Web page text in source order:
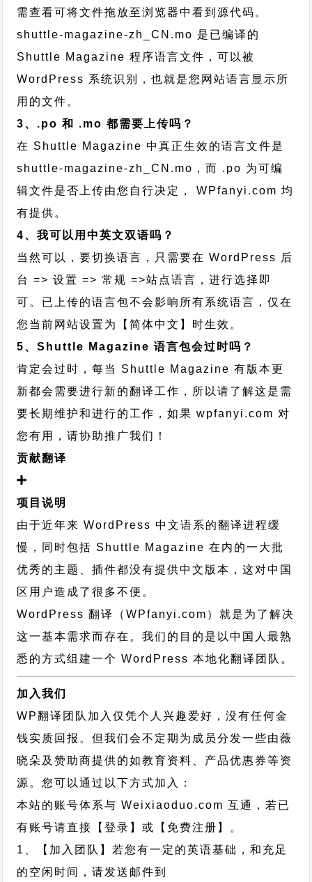
需查看可将文件拖放至浏览器中看到源代码。
shuttle-magazine-zh_CN.mo 是已编译的
Shuttle Magazine 程序语言文件，可以被
WordPress 系统识别，也就是您网站语言显示所
用的文件。
3、.po 和 .mo 都需要上传吗？
在 Shuttle Magazine 中真正生效的语言文件是
shuttle-magazine-zh_CN.mo，而 .po 为可编
辑文件是否上传由您自行决定， WPfanyi.com 均
有提供。
4、我可以用中英文双语吗？
当然可以，要切换语言，只需要在 WordPress 后
台 => 设置 => 常规 =>站点语言，进行选择即
可。已上传的语言包不会影响所有系统语言，仅在
您当前网站设置为【简体中文】时生效。
5、Shuttle Magazine 语言包会过时吗？
肯定会过时，每当 Shuttle Magazine 有版本更
新都会需要进行新的翻译工作，所以请了解这是需
要长期维护和进行的工作，如果 wpfanyi.com 对
您有用，请协助推广我们！
贡献翻译
项目说明
由于近年来 WordPress 中文语系的翻译进程缓
慢，同时包括 Shuttle Magazine 在内的一大批
优秀的主题、插件都没有提供中文版本，这对中国
区用户造成了很多不便。
WordPress 翻译（WPfanyi.com） 就是为了解决
这一基本需求而存在。我们的目的是以中国人最熟
悉的方式组建一个 WordPress 本地化翻译团队。
加入我们
WP翻译团队加入仅凭个人兴趣爱好，没有任何金
钱实质回报。但我们会不定期为成员分发一些由薇
晓朵及赞助商提供的如教育资料、产品优惠券等资
源。您可以通过以下方式加入：
本站的账号体系与Weixiaoduo.com 互通，若已
有账号请直接【登录】或【免费注册】。
1、【加入团队】若您有一定的英语基础，和充足
的空闲时间，请发送邮件到